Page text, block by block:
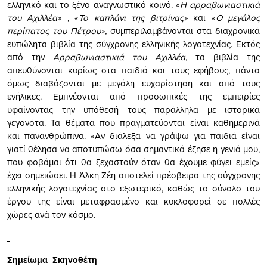
ελληνικό και το ξένο αναγνωστικό κοινό. «Η αρραβωνιαστικιά
του Αχιλλέα» , «Το καπλάνι της βιτρίνας» και «Ο μεγάλος
περίπατος του Πέτρου», συμπεριλαμβάνονται στα διαχρονικά
ευπώλητα βιβλία της σύγχρονης ελληνικής λογοτεχνίας. Εκτός
από την Αρραβωνιαστικιά του Αχιλλέα, τα βιβλία της
απευθύνονται κυρίως στα παιδιά και τους εφήβους, πάντα
όμως διαβάζονται με μεγάλη ευχαρίστηση και από τους
ενήλικες. Εμπνέονται από προσωπικές της εμπειρίες
υφαίνοντας την υπόθεσή τους παράλληλα με ιστορικά
γεγονότα. Τα θέματα που πραγματεύονται είναι καθημερινά
και πανανθρώπινα. «Αν διάλεξα να γράψω για παιδιά είναι
γιατί θέλησα να αποτυπώσω όσα σημαντικά έζησε η γενιά μου,
που φοβάμαι ότι θα ξεχαστούν όταν θα έχουμε φύγει εμείς»
έχει σημειώσει. Η Άλκη Ζέη αποτελεί πρέσβειρα της σύγχρονης
ελληνικής λογοτεχνίας στο εξωτερικό, καθώς το σύνολο του
έργου της είναι μεταφρασμένο και κυκλοφορεί σε πολλές
χώρες ανά τον κόσμο.
Σημείωμα Σκηνοθέτη